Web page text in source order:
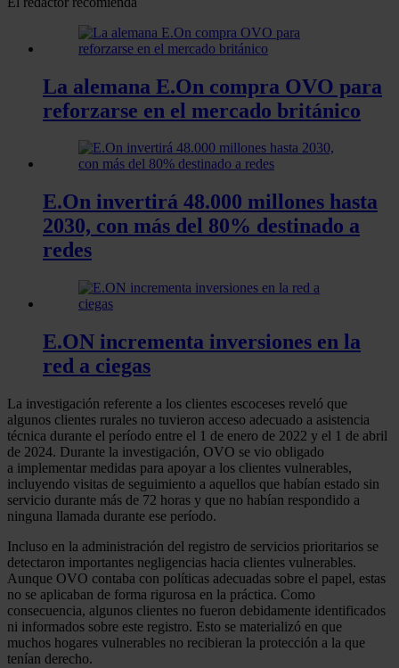
La alemana E.On compra OVO para
reforzarse en el mercado británico
E.On invertirá 48.000 millones hasta
2030, con más del 80% destinado a
redes
E.ON incrementa inversiones en la
red a ciegas
La investigación referente a los clientes escoceses reveló que
algunos clientes rurales no tuvieron acceso adecuado a asistencia
técnica durante el período entre el 1 de enero de 2022 y el 1 de abril
de 2024. Durante la investigación, OVO se vio obligado
a implementar medidas para apoyar a los clientes vulnerables,
incluyendo visitas de seguimiento a aquellos que habían estado sin
servicio durante más de 72 horas y que no habían respondido a
ninguna llamada durante ese período.
Incluso en la administración del registro de servicios prioritarios se
detectaron importantes negligencias hacia clientes vulnerables.
Aunque OVO contaba con políticas adecuadas sobre el papel, estas
no se aplicaban de forma rigurosa en la práctica. Como
consecuencia, algunos clientes no fueron debidamente identificados
ni informados sobre este registro. Esto se materializó en que
muchos hogares vulnerables no recibieran la protección a la que
tenían derecho.